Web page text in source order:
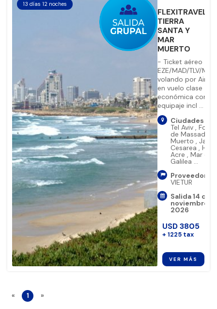
13 días 12 noches
FLEXITRAVEL
TIERRA
SANTA Y
MAR
MUERTO
- Ticket aéreo
EZE/MAD/TLV/
volando por Air
en vuelo clase
económica con
equipaje incl ...
Ciudades
Tel Aviv ,
de Massada
Muerto , Jaffa
Cesarea ,
Acre , Mar de
Galilea ...
Proveedor:
VIETUR
Salida 14 de
noviembre
2026
USD3805
+ 1225 tax
VER MÁS
« 1 »